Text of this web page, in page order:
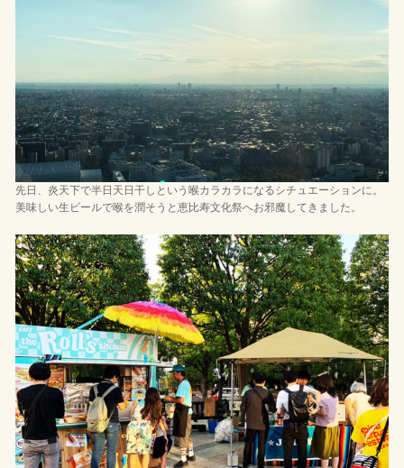
先日、炎天下で半日天日干しという喉カラカラになるシチュエーションに。
美味しい生ビールで喉を潤そうと恵比寿文化祭へお邪魔してきました。